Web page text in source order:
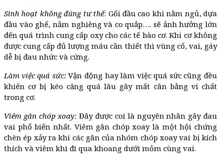
Sinh hoạt không đúng tư thế: Gối đầu cao khi nằm ngủ, dựa
đầu vào ghế, nằm nghiêng và co quắp…. sẽ ảnh hưởng lớn
đến quá trình cung cấp oxy cho các tế bào cơ. Khi cơ không
được cung cấp đủ lượng máu cần thiết thì vùng cổ, vai, gáy
dễ bị đau nhức và cứng.
Làm việc quá sức:Vận động hay làm việc quá sức cũng đều
khiến cơ bị kéo căng quá lâu gây mất cân bằng vi chất
trong cơ.
Viêm gân chóp xoay:Đây được coi là nguyên nhân gây đau
vai phổ biến nhất. Viêm gân chóp xoay là một hội chứng
chèn ép xảy ra khi các gân của nhóm chóp xoay vai bị kích
thích và viêm khi đi qua khoang dưới mỏm cùng vai.